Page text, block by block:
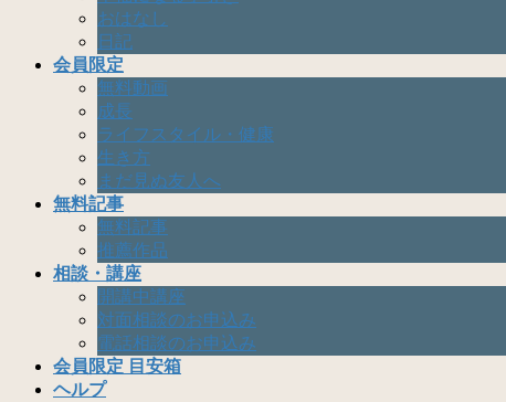
おはなし
日記
会員限定
無料動画
成長
ライフスタイル・健康
生き方
まだ見ぬ友人へ
無料記事
無料記事
推薦作品
相談・講座
開講中講座
対面相談のお申込み
電話相談のお申込み
会員限定 目安箱
ヘルプ